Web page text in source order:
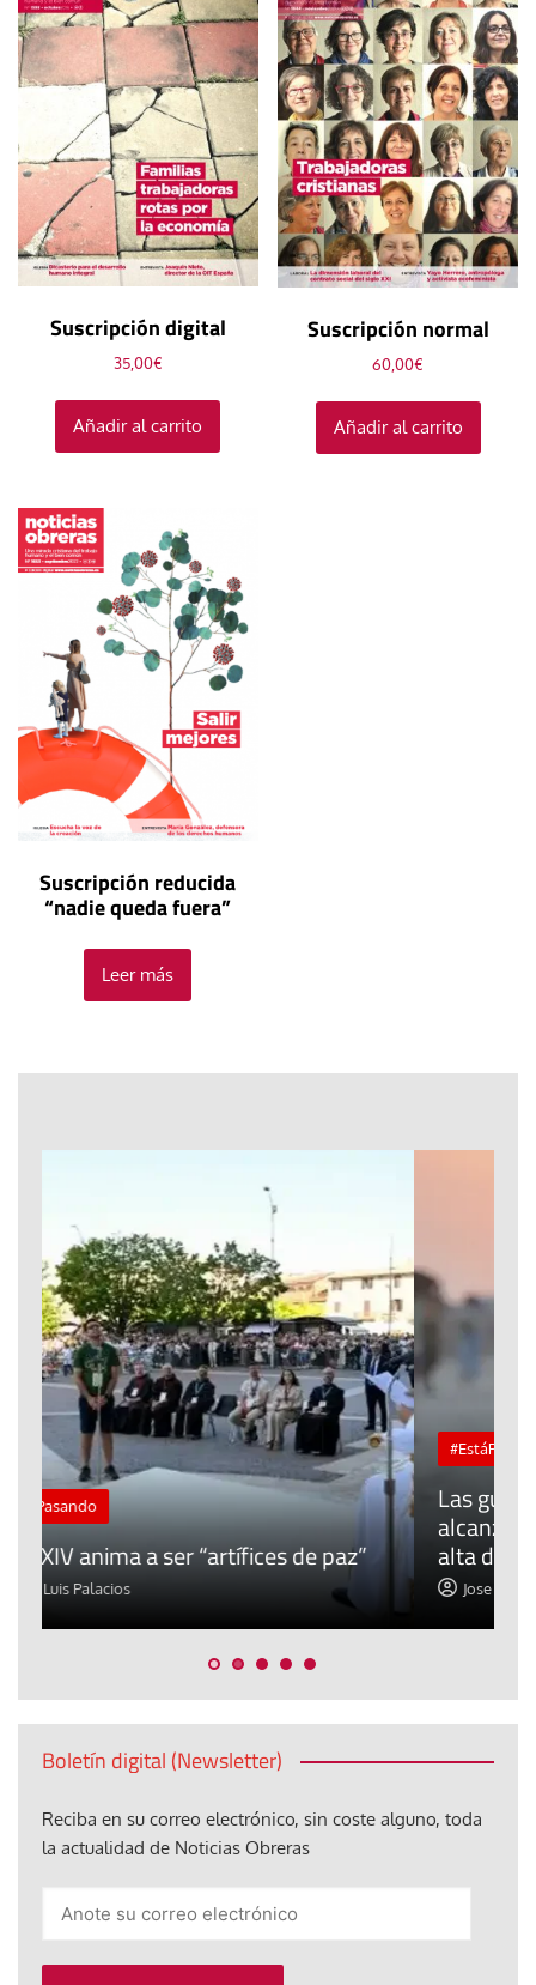
Suscripción digital
35,00€
Añadir al carrito
Suscripción normal
60,00€
Añadir al carrito
Suscripción reducida
“nadie queda fuera”
Leer más
#EstáPasando
Las guerras activas en el mundo
alcanzan las 40 en 2025, la cifra más
alta de la última década
Jose Luis Palacios
Boletín digital (Newsletter)
Reciba en su correo electrónico, sin coste alguno, toda
la actualidad de Noticias Obreras